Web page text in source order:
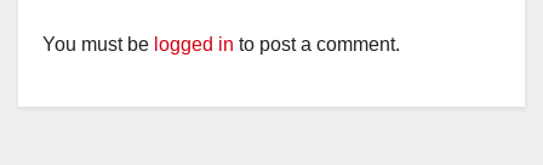
You must be logged in to post a comment.